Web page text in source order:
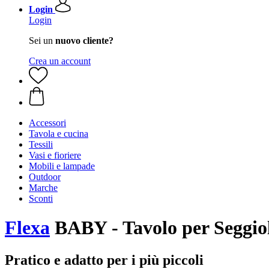
Login
Login
Sei un nuovo cliente?
Crea un account
Accessori
Tavola e cucina
Tessili
Vasi e fioriere
Mobili e lampade
Outdoor
Marche
Sconti
Flexa BABY - Tavolo per
Pratico e adatto per i più piccoli